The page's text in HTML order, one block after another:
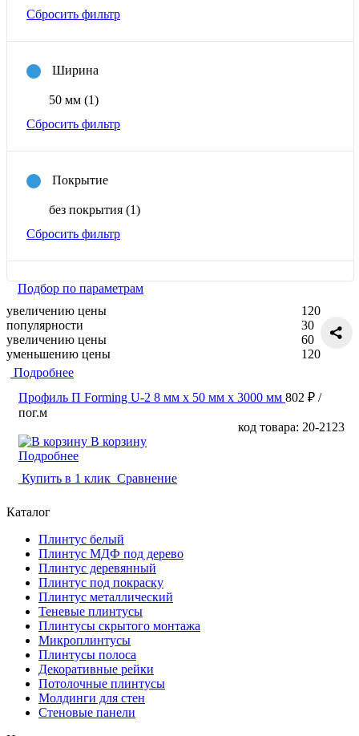
Сбросить фильтр
Ширина
50 мм (1)
Сбросить фильтр
Покрытие
без покрытия (1)
Сбросить фильтр
Подбор по параметрам
увеличению цены
популярности
увеличению цены
уменьшению цены
120
30
60
120
Подробнее
Профиль П Forming U-2 8 мм x 50 мм х 3000 мм 802 ₽ /
пог.м
код товара: 20-2123
В корзину
Подробнее
Купить в 1 клик Сравнение
Каталог
Плинтус белый
Плинтус МДФ под дерево
Плинтус деревянный
Плинтус под покраску
Плинтус металлический
Теневые плинтусы
Плинтусы скрытого монтажа
Микроплинтусы
Плинтусы полоса
Декоративные рейки
Потолочные плинтусы
Молдинги для стен
Стеновые панели